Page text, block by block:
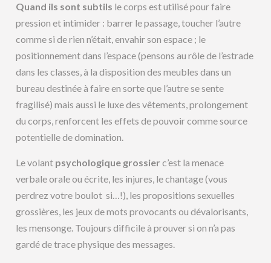
Quand ils sont subtils le corps est utilisé pour faire
pression et intimider : barrer le passage, toucher l’autre
comme si de rien n’était, envahir son espace ; le
positionnement dans l’espace (pensons au rôle de l’estrade
dans les classes, à la disposition des meubles dans un
bureau destinée à faire en sorte que l’autre se sente
fragilisé) mais aussi le luxe des vêtements, prolongement
du corps, renforcent les effets de pouvoir comme source
potentielle de domination.
Le volant psychologique grossier c’est la menace
verbale orale ou écrite, les injures, le chantage (vous
perdrez votre boulot si…!), les propositions sexuelles
grossières, les jeux de mots provocants ou dévalorisants,
les mensonge. Toujours difficile à prouver si on n’a pas
gardé de trace physique des messages.